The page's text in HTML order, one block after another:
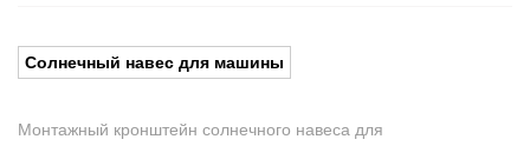
Солнечный навес для машины
Монтажный кронштейн солнечного навеса для